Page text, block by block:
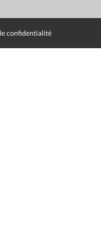
confidentialité